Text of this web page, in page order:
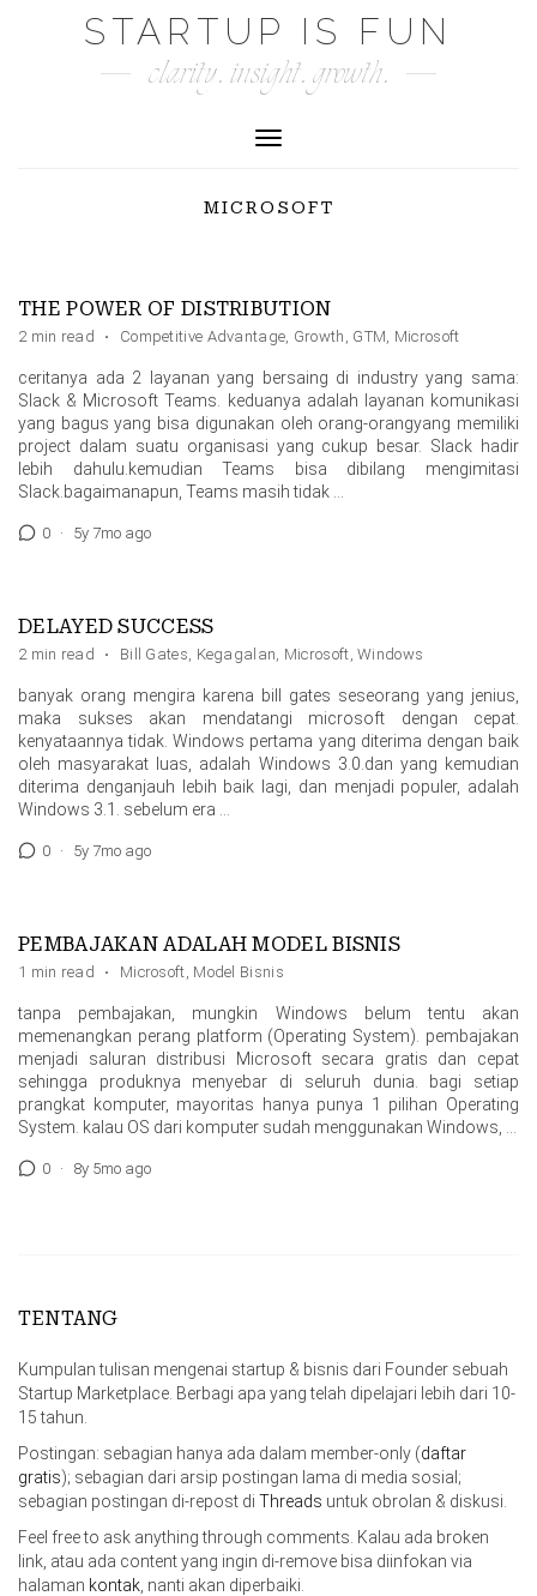
STARTUP IS FUN
clarity. insight. growth.
Toggle Navigation
MICROSOFT
THE POWER OF DISTRIBUTION
2 min read · Competitive Advantage, Growth , GTM, Microsoft
ceritanya ada 2 layanan yang bersaing di industry yang sama:
Slack & Microsoft Teams. keduanya adalah layanan komunikasi
yang bagus yang bisa digunakan oleh orang-orangyang memiliki
project dalam suatu organisasi yang cukup besar. Slack hadir
lebih dahulu.kemudian Teams bisa dibilang mengimitasi
Slack.bagaimanapun, Teams masih tidak …
0 · 5y 7mo ago
DELAYED SUCCESS
2 min read · Bill Gates, Kegagalan, Microsoft,Windows
banyak orang mengira karena bill gates seseorang yang jenius,
maka sukses akan mendatangi microsoft dengan cepat.
kenyataannya tidak. Windows pertama yang diterima dengan baik
oleh masyarakat luas, adalah Windows 3.0.dan yang kemudian
diterima denganjauh lebih baik lagi, dan menjadi populer, adalah
Windows 3.1. sebelum era …
0 · 5y 7mo ago
PEMBAJAKAN ADALAH MODEL BISNIS
1 min read · Microsoft, Model Bisnis
tanpa pembajakan, mungkin Windows belum tentu akan
memenangkan perang platform (Operating System). pembajakan
menjadi saluran distribusi Microsoft secara gratis dan cepat
sehingga produknya menyebar di seluruh dunia. bagi setiap
prangkat komputer, mayoritas hanya punya 1 pilihan Operating
System. kalau OS dari komputer sudah menggunakan Windows, …
0 · 8y 5mo ago
TENTANG
Kumpulan tulisan mengenai startup & bisnis dari Founder sebuah
Startup Marketplace. Berbagi apa yang telah dipelajari lebih dari 10-
15 tahun.
Postingan: sebagian hanya ada dalam member-only (daftar
gratis); sebagian dari arsip postingan lama di media sosial;
sebagian postingan di-repost di Threads untuk obrolan & diskusi.
Feel free to ask anything through comments. Kalau ada broken
link, atau ada content yang ingin di-remove bisa diinfokan via
halaman kontak , nanti akan diperbaiki.